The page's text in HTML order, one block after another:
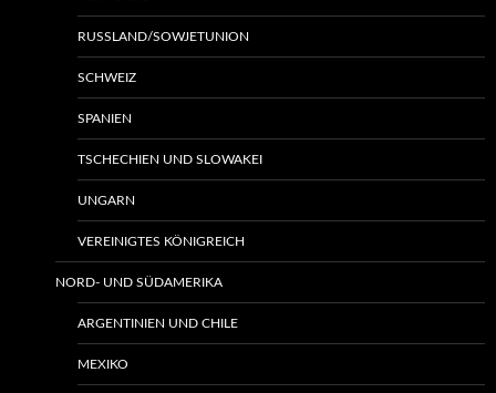
RUSSLAND/SOWJETUNION
SCHWEIZ
SPANIEN
TSCHECHIEN UND SLOWAKEI
UNGARN
VEREINIGTES KÖNIGREICH
NORD- UND SÜDAMERIKA
ARGENTINIEN UND CHILE
MEXIKO